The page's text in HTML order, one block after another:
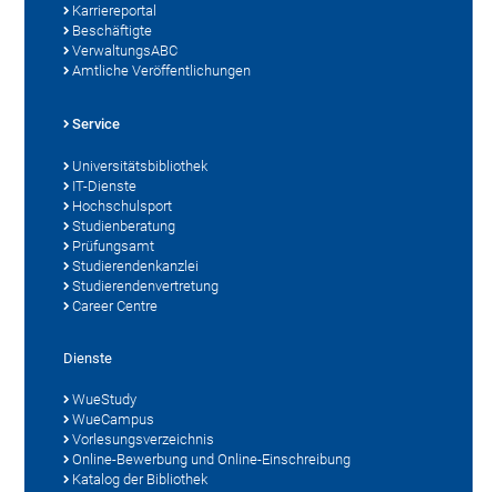
Karriereportal
Beschäftigte
VerwaltungsABC
Amtliche Veröffentlichungen
Service
Universitätsbibliothek
IT-Dienste
Hochschulsport
Studienberatung
Prüfungsamt
Studierendenkanzlei
Studierendenvertretung
Career Centre
Dienste
WueStudy
WueCampus
Vorlesungsverzeichnis
Online-Bewerbung und Online-Einschreibung
Katalog der Bibliothek